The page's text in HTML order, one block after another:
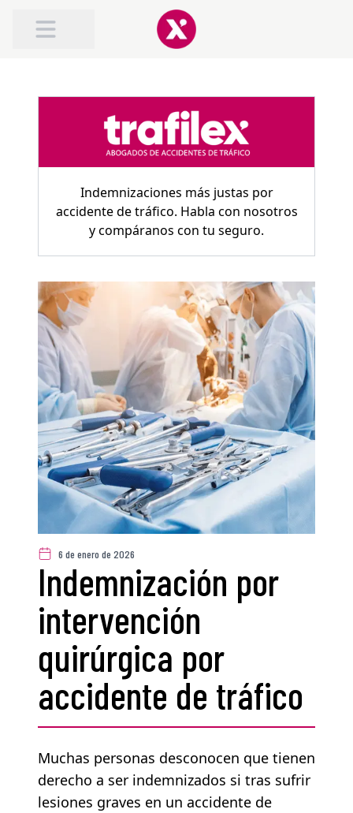
INDEMNIZACIÓN POR ACCIDENTE DE TRAFICO
INDEMNIZACIÓN POR LATIGAZO CERVICAL
Indemnizaciones más justas por
accidente de tráfico. Habla con nosotros
y compáranos con tu seguro.
6 de enero de 2026
Indemnización por
intervención
quirúrgica por
accidente de tráfico
Muchas personas desconocen que tienen
derecho a ser indemnizados si tras sufrir
lesiones graves en un accidente de